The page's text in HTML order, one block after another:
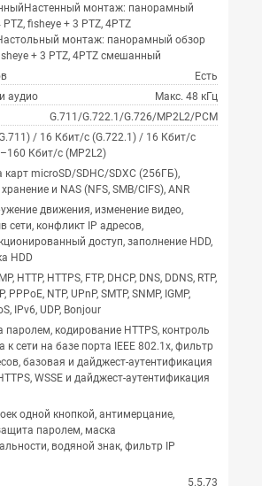
монтаж: панорамный
PTZ, fisheye + 3 PTZ, 4PTZ
монтаж: панорамный обзор
+ 3 PTZ, 4PTZ смешанный
Есть
аудио
Макс. 48 кГц
G.711/G.722.1/G.726/MP2L2/PCM
/ 16 Кбит/с (G.722.1) / 16 Кбит/с
Кбит/с (MP2L2)
карт microSD/SDHC/SDXC (256ГБ),
и NAS (NFS, SMB/CIFS), ANR
движения, изменение видео,
сети, конфликт IP адресов,
доступ, заполнение HDD,
HDD
HTTP, HTTPS, FTP, DHCP, DNS, DDNS, RTP,
PPPoE, NTP, UPnP, SMTP, SNMP, IGMP,
IPv6, UDP, Bonjour
паролем, кодирование HTTPS, контроль
к сети на базе порта IEEE 802.1x, фильтр
базовая и дайджест-аутентификация
WSSE и дайджест-аутентификация
одной кнопкой, антимерцание,
паролем, маска
водяной знак, фильтр IP
5.5.73